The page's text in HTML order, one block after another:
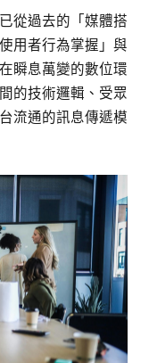
從過去的「媒體搭
用者行為掌握」與
瞬息萬變的數位環
的技術邏輯、受眾
流通的訊息傳遞模